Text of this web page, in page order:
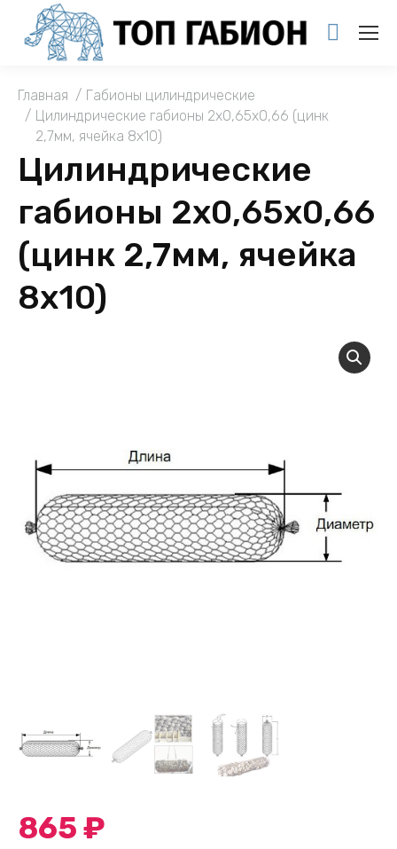
You are here:
Главная
Габионы цилиндрические
Цилиндрические габионы 2х0,65х0,66 (цинк
2,7мм, ячейка 8х10)
Цилиндрические
габионы 2х0,65х0,66
(цинк 2,7мм, ячейка
8х10)
865₽